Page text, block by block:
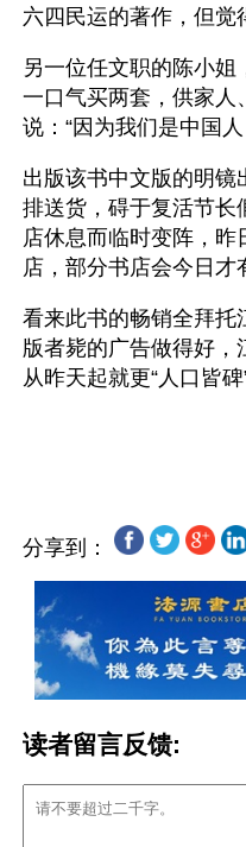
六四民运的著作，但觉
另一位任文职的陈小姐
一口气买两套，供家人
说：“因为我们是中国
出版该书中文版的明镜
排送货，碍于复活节长
店休息而临时变阵，
店，部分书店会今日才
看来此书的畅销全拜托
版者毙的广告做得好，
从昨天起就更“人口皆碑
分享到：
读者留言反馈: